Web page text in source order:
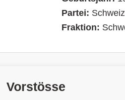
Partei:
Fraktion:
Vorstösse